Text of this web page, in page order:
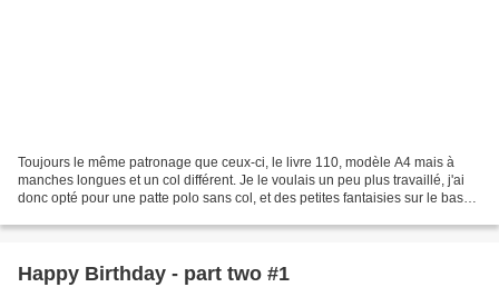
Toujours le même patronage que ceux-ci, le livre 110, modèle A4 mais à
manches longues et un col différent. Je le voulais un peu plus travaillé, j'ai
donc opté pour une patte polo sans col, et des petites fantaisies sur le bas
Happy Birthday - part two #1